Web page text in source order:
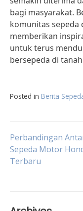
bagi masyarakat.
komunitas sepeda
memberikan
untuk terus
bersepeda di tanah
Posted in Berita
Post
Perbandingan
Sepeda Motor
Terbaru